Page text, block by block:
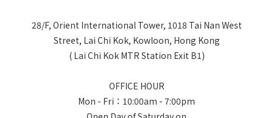
28/F, Orient International Tower, 1018 Tai Nan West
Street, Lai Chi Kok, Kowloon, Hong Kong
( Lai Chi Kok MTR Station Exit B1)
OFFICE HOUR
Mon - Fri：10:00am - 7:00pm